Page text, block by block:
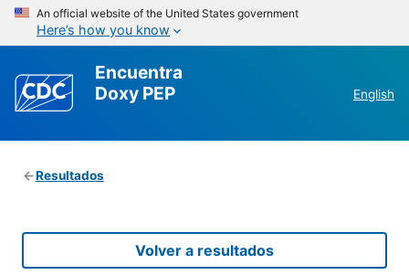
An official website of the United States government
Here’s how you know
Encuentra
Doxy PEP
English
Resultados
Volver a resultados